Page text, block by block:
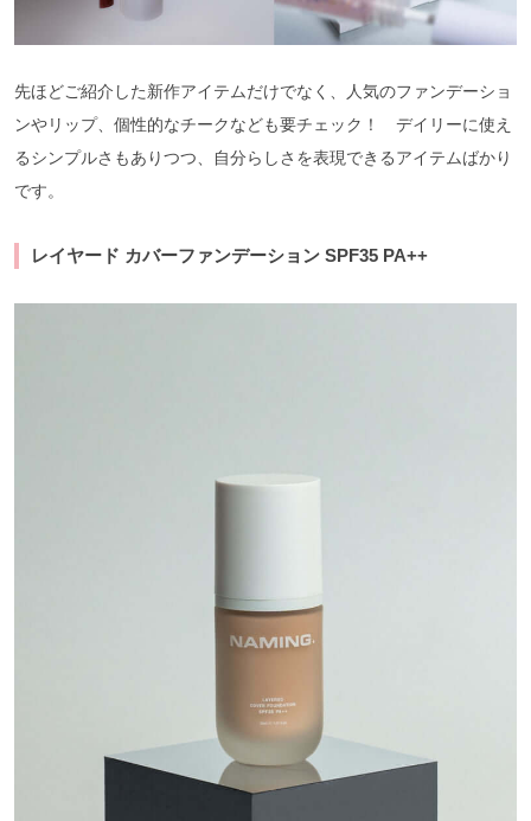
先ほどご紹介した新作アイテムだけでなく、人気のファンデーショ
ンやリップ、個性的なチークなども要チェック！ デイリーに使え
るシンプルさもありつつ、自分らしさを表現できるアイテムばかり
です。
レイヤード カバーファンデーション SPF35 PA++